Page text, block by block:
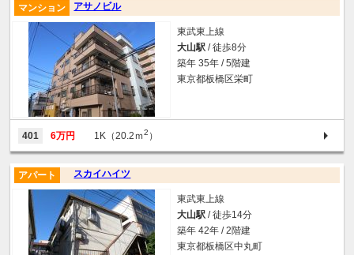
アサノビル
マンション
東武東上線
大山駅 / 徒歩8分
築年 35年 / 5階建
東京都板橋区栄町
401 6万円 1K（20.2ｍ2 ）
スカイハイツ
アパート
東武東上線
大山駅 / 徒歩14分
築年 42年 / 2階建
東京都板橋区中丸町